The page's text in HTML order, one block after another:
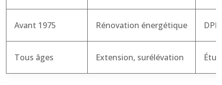
Avant 1975 Rénovation énergétique
Tous âges Extension, surélévation